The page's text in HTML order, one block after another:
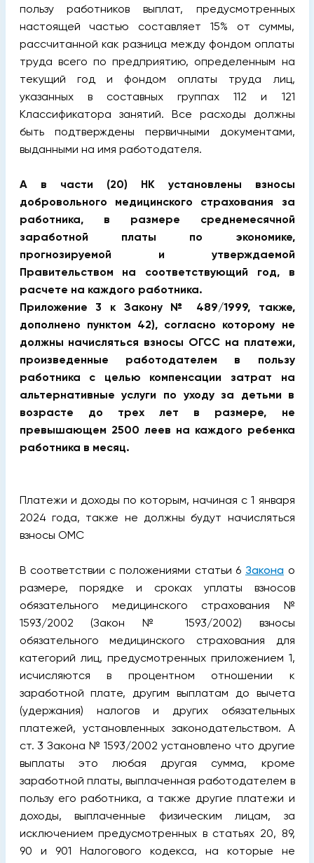
пользу работников выплат, предусмотренных
настоящей частью составляет 15% от суммы,
рассчитанной как разница между фондом оплаты
труда всего по предприятию, определенным на
текущий год и фондом оплаты труда лиц,
указанных в составных группах 112 и 121
Классификатора занятий. Все расходы должны
быть подтверждены первичными документами,
выданными на имя работодателя.
А в части (20) НК установлены взносы
добровольного медицинского страхования за
работника, в размере среднемесячной
заработной платы по экономике,
прогнозируемой и утверждаемой
Правительством на соответствующий год, в
расчете на каждого работника.
Приложение 3 к Закону № 489/1999, также,
дополнено пунктом 42), согласно которому не
должны начисляться взносы ОГСС на платежи,
произведенные работодателем в пользу
работника с целью компенсации затрат на
альтернативные услуги по уходу за детьми в
возрасте до трех лет в размере, не
превышающем 2500 леев на каждого ребенка
работника в месяц.
Платежи и доходы по которым, начиная с 1 января
2024 года, также не должны будут начисляться
взносы ОМС
В соответствии с положениями статьи 6 Законао
размере, порядке и сроках уплаты взносов
обязательного медицинского страхования №
1593/2002 (Закон № 1593/2002) взносы
обязательного медицинского страхо­вания для
категорий лиц, предусмотренных приложением 1,
исчисляются в процентном отношении к
заработной плате, другим выплатам до вычета
(удержания) налогов и других обязательных
платежей, установленных законодательством. А
ст. 3 Закона № 1593/2002 установлено что другие
выплаты это любая другая сумма, кроме
заработной платы, выплаченная работодателем в
пользу его работника, а также другие платежи и
доходы, выплаченные физическим лицам, за
исключением предусмотренных в статьях 20, 89,
90 и 901 Налогового кодекса, на которые не